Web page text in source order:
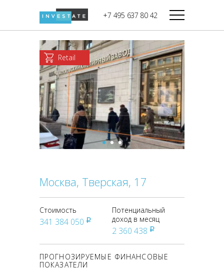
+7 495 637 80 42
Дикси
Верный
Мираторг
Магнолия
В башне
Башня Федерация-II
Запад
Башня Федерация-I
Восток
Город Столиц,
Северный блок
Город Столиц,
Южный блок
Retail
Москва, Тверская, 17
Стоимость
341 384 050 pуб
Потенциальный
доход в месяц
2 360 438 pуб
ПРОГНОЗИРУЕМЫЕ ФИНАНСОВЫЕ
ПОКАЗАТЕЛИ